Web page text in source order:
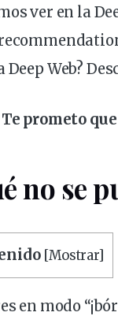
ver en la
Deep Web?
prometo
no se
[Mostrar]
en modo